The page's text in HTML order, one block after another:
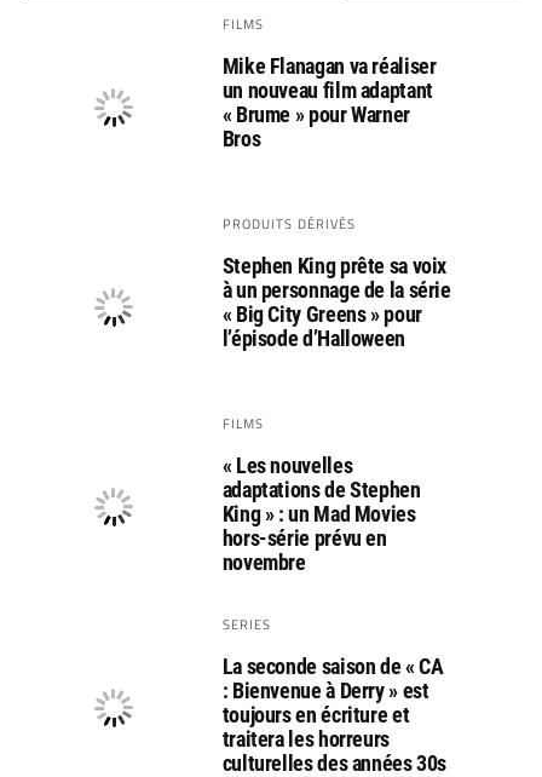
FILMS
Mike Flanagan va réaliser
un nouveau film adaptant
« Brume » pour Warner
Bros
PRODUITS DÉRIVÉS
Stephen King prête sa voix
à un personnage de la série
« Big City Greens » pour
l’épisode d’Halloween
FILMS
« Les nouvelles
adaptations de Stephen
King » : un Mad Movies
hors-série prévu en
novembre
SERIES
La seconde saison de « CA
: Bienvenue à Derry » est
toujours en écriture et
traitera les horreurs
culturelles des années 30s